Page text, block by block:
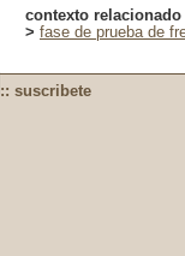
contexto relacionado
> fase de prueba de
:: suscribete